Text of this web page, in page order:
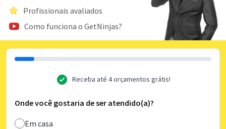
Profissionais avaliados
Como funciona o GetNinjas?
Receba até 4 orçamentos grátis!
Onde você gostaria de ser atendido(a)?
Em casa